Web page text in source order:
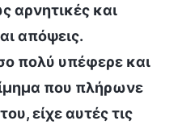
αρνητικές και
απόψεις.
πολύ υπέφερε και
που πλήρωνε
είχε αυτές τις